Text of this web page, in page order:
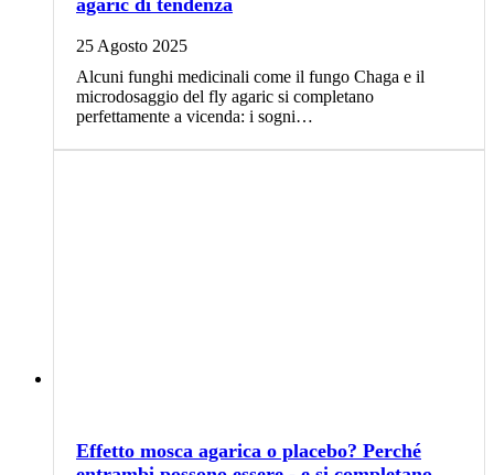
25 Agosto 2025
Alcuni funghi medicinali come il fungo Chaga e il
microdosaggio del fly agaric si completano
perfettamente a vicenda: i sogni…
Effetto mosca agarica o placebo? Perché